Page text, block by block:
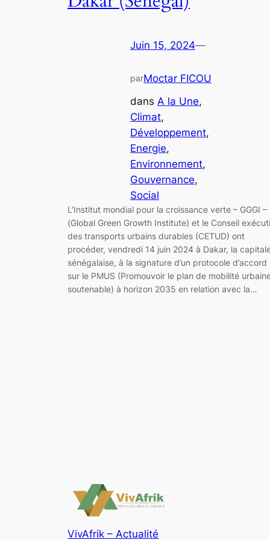
Juin 15, 2024—
parMoctar FICOU
dans A la Une
Climat
Développement
Energie
Environnement
Gouvernance
Social
L’Institut mondial pour la croissance verte – GGGI –
(Global Green Growth Institute) et le Conseil
des transports urbains durables (CETUD) ont
procéder, vendredi 14 juin 2024 à Dakar, la
sénégalaise, à la signature d’un protocole d’accord
sur le PMUS (Promouvoir le plan de mobilité
soutenable) à horizon 2035 en relation avec la…
VivAfrik – Actualité